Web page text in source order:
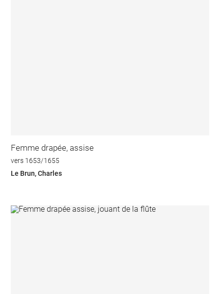
Femme drapée, assise
vers 1653/1655
Le Brun, Charles